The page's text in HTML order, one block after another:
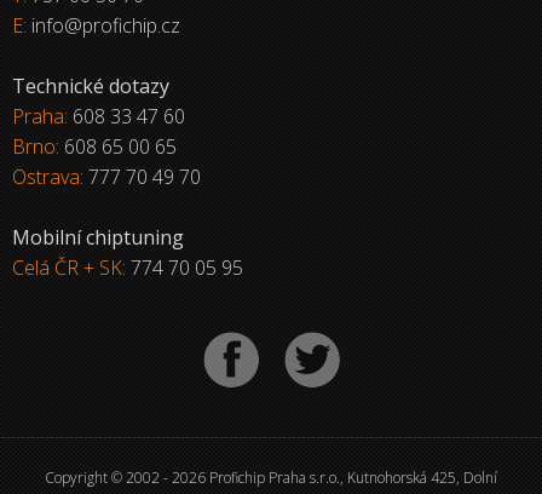
E: info@profichip.cz
Technické dotazy
Praha: 608 33 47 60
Brno: 608 65 00 65
Ostrava: 777 70 49 70
Mobilní chiptuning
Celá ČR + SK: 774 70 05 95
Copyright © 2002 - 2026 Profichip Praha s.r.o., Kutnohorská 425, Dolní